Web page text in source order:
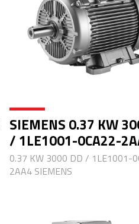
SIEMENS 0.37 KW
/ 1LE1001-0CA22-
0.37 KW 3000 DD / 1LE1001-
2AA4 SIEMENS